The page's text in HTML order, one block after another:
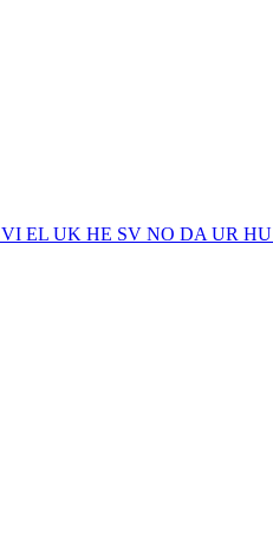
VI EL UK HE SV NO DA UR HU